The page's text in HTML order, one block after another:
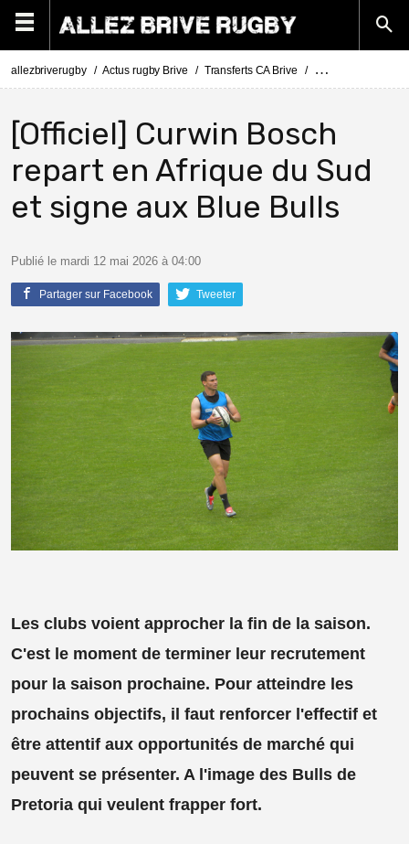
allezbriverugby Actus rugby Brive Transferts CA Brive Actus Transferts
[Officiel] Curwin Bosch
repart en Afrique du Sud
et signe aux Blue Bulls
Publié le mardi 12 mai 2026 à 04:00
Partager sur Facebook Tweeter
Les clubs voient approcher la fin de la saison.
C'est le moment de terminer leur recrutement
pour la saison prochaine. Pour atteindre les
prochains objectifs, il faut renforcer l'effectif et
être attentif aux opportunités de marché qui
peuvent se présenter. A l'image des Bulls de
Pretoria qui veulent frapper fort.